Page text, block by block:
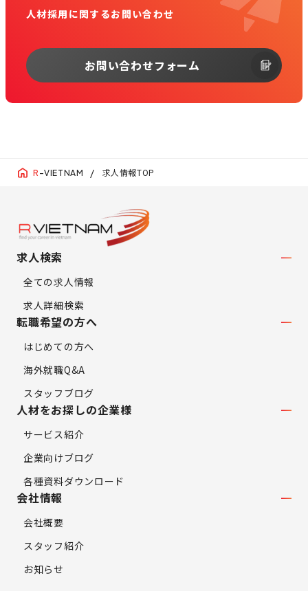
人材採用に関するお問い合わせ
お問い合わせフォーム
R -VIETNAM 求人情報TOP
求人検索
全ての求人情報
求人詳細検索
転職希望の方へ
はじめての方へ
海外就職Q&A
スタッフブログ
人材をお探しの企業様
サービス紹介
企業向けブログ
各種資料ダウンロード
会社情報
会社概要
スタッフ紹介
お知らせ